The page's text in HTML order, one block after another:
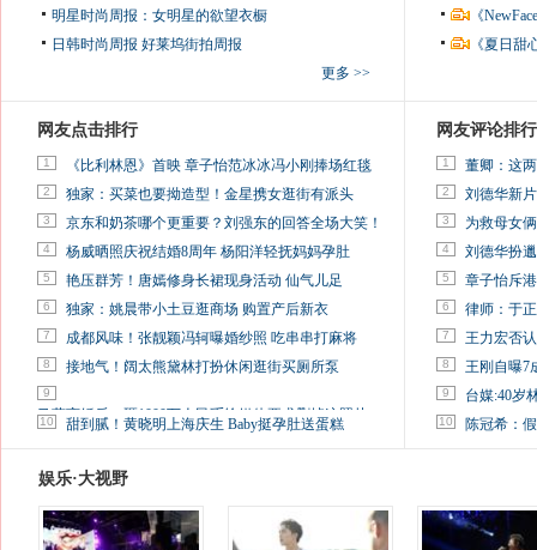
明星时尚周报：女明星的欲望衣橱
日韩时尚周报 好莱坞街拍周报
更多 >>
《
《夏日
网友点击排行
1 《比利林恩》首映 章子怡范冰冰冯小刚捧场红毯
2 独家：买菜也要拗造型！金星携女逛街有派头
3 京东和奶茶哪个更重要？刘强东的回答全场大笑！
4 杨威晒照庆祝结婚8周年 杨阳洋轻抚妈妈孕肚
5 艳压群芳！唐嫣修身长裙现身活动 仙气儿足
6 独家：姚晨带小土豆逛商场 购置产后新衣
7 成都风味！张靓颖冯轲曝婚纱照 吃串串打麻将
8 接地气！阔太熊黛林打扮休闲逛街买厕所泵
9
马蓉离婚后，砸1000万人民币给媒体要求删掉这照片
10 甜到腻！黄晓明上海庆生 Baby挺孕肚送蛋糕
网友评论排行
1 董卿：这
2 刘德华新
3 为救母女
4 刘德华扮
5 章子怡斥
6 律师：于
7 王力宏否
8 王刚自曝7
9 台媒:40岁
10 陈冠希：
娱乐·大视野